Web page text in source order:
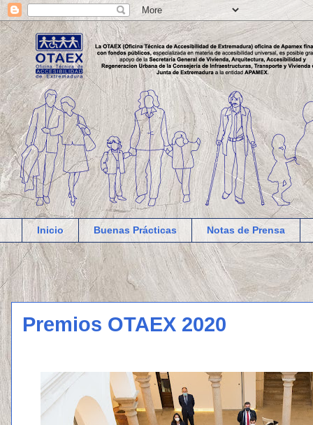
Inicio Buenas Prácticas Notas de Prensa
Premios OTAEX 2020